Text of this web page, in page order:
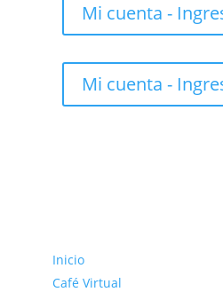
Mi cuenta -
Mi cuenta -
Inicio
Café Virtual